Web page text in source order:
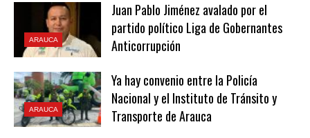
ARAUCA
Juan Pablo Jiménez avalado por el
partido político Liga de Gobernantes
Anticorrupción
ARAUCA
Ya hay convenio entre la Policía
Nacional y el Instituto de Tránsito y
Transporte de Arauca